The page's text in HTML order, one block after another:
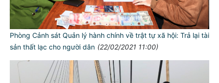
Phòng Cảnh sát Quản lý hành chính về trật tự xã hội: Trả lại tài
sản thất lạc cho người dân (22/02/2021 11:00)